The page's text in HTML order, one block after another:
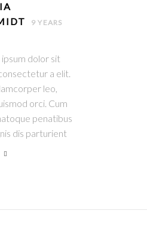
9 YEARS
dolor sit
a elit.
leo,
orci. Cum
penatibus
dis parturient